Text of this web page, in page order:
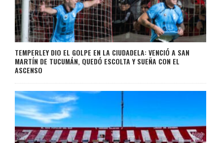
TEMPERLEY DIO EL GOLPE EN LA CIUDADELA: VENCIÓ A SAN
MARTÍN DE TUCUMÁN, QUEDÓ ESCOLTA Y SUEÑA CON EL
ASCENSO